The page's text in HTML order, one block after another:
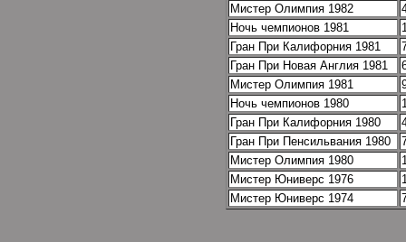
Мистер Олимпия 1982
Ночь чемпионов 1981
Гран При Калифорния 1981
Гран При Новая Англия 1981
Мистер Олимпия 1981
Ночь чемпионов 1980
Гран При Калифорния 1980
Гран При Пенсильвания 1980
Мистер Олимпия 1980
Мистер Юниверс 1976
Мистер Юниверс 1974